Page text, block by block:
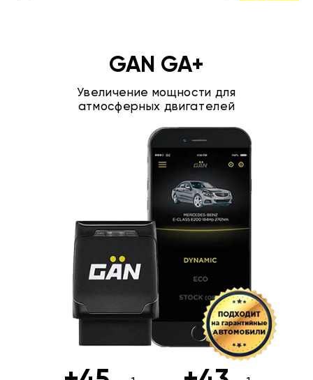
GAN GA+
Увеличение мощности для
атмосферных двигателей